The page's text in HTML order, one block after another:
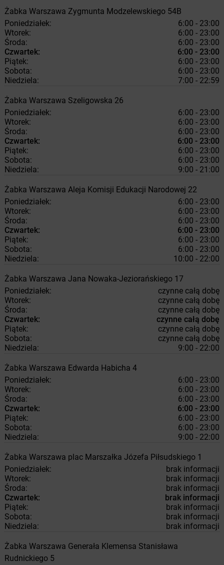
Żabka Warszawa Zygmunta Modzelewskiego 54B
Poniedziałek:
6:00 - 23:00
Wtorek:
6:00 - 23:00
Środa:
6:00 - 23:00
Czwartek:
6:00 - 23:00
Piątek:
6:00 - 23:00
Sobota:
6:00 - 23:00
Niedziela:
7:00 - 22:59
Żabka Warszawa Szeligowska 26
Poniedziałek:
6:00 - 23:00
Wtorek:
6:00 - 23:00
Środa:
6:00 - 23:00
Czwartek:
6:00 - 23:00
Piątek:
6:00 - 23:00
Sobota:
6:00 - 23:00
Niedziela:
9:00 - 21:00
Żabka Warszawa Aleja Komisji Edukacji Narodowej 22
Poniedziałek:
6:00 - 23:00
Wtorek:
6:00 - 23:00
Środa:
6:00 - 23:00
Czwartek:
6:00 - 23:00
Piątek:
6:00 - 23:00
Sobota:
6:00 - 23:00
Niedziela:
10:00 - 22:00
Żabka Warszawa Jana Nowaka-Jeziorańskiego 17
Poniedziałek:
czynne całą dobę
Wtorek:
czynne całą dobę
Środa:
czynne całą dobę
Czwartek:
czynne całą dobę
Piątek:
czynne całą dobę
Sobota:
czynne całą dobę
Niedziela:
9:00 - 22:00
Żabka Warszawa Edwarda Habicha 4
Poniedziałek:
6:00 - 23:00
Wtorek:
6:00 - 23:00
Środa:
6:00 - 23:00
Czwartek:
6:00 - 23:00
Piątek:
6:00 - 23:00
Sobota:
6:00 - 23:00
Niedziela:
9:00 - 22:00
Żabka Warszawa plac Marszałka Józefa Piłsudskiego 1
Poniedziałek:
brak informacji
Wtorek:
brak informacji
Środa:
brak informacji
Czwartek:
brak informacji
Piątek:
brak informacji
Sobota:
brak informacji
Niedziela:
brak informacji
Żabka Warszawa Generała Klemensa Stanisława
Rudnickiego 5